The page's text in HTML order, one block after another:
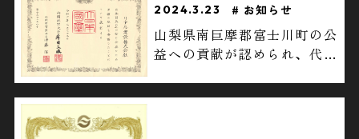
2024.3.23 お知らせ
山梨県南巨摩郡富士川町の公
益への貢献が認められ、代表